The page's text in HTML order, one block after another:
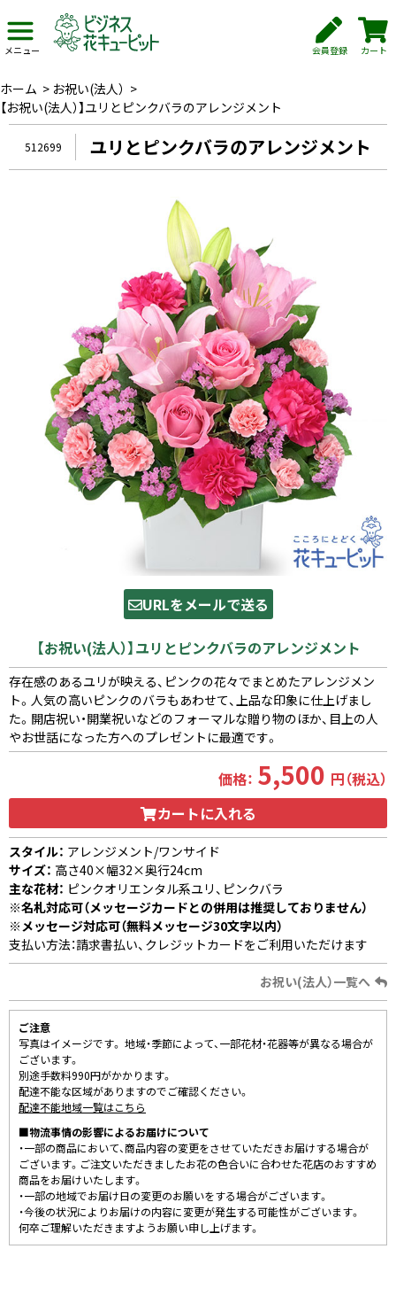
メニュー 会員登録 カート
ホーム > お祝い(法人） >
【お祝い(法人）】ユリとピンクバラのアレンジメント
512699 ユリとピンクバラのアレンジメント
URLをメールで送る
【お祝い(法人）】ユリとピンクバラのアレンジメント
存在感のあるユリが映える、ピンクの花々でまとめたアレンジメン
ト。人気の高いピンクのバラもあわせて、上品な印象に仕上げまし
た。開店祝い・開業祝いなどのフォーマルな贈り物のほか、目上の人
やお世話になった方へのプレゼントに最適です。
価格： 5,500 円（税込）
カートに入れる
スタイル： アレンジメント/ワンサイド
サイズ： 高さ40×幅32×奥行24cm
主な花材： ピンクオリエンタル系ユリ、ピンクバラ
※名札対応可（メッセージカードとの併用は推奨しておりません）
※メッセージ対応可（無料メッセージ30文字以内）
支払い方法：請求書払い、クレジットカードをご利用いただけます
お祝い(法人）一覧へ
ご注意
写真はイメージです。 地域・季節によって、一部花材・花器等が異なる場合が
ございます。
別途手数料990円がかかります。
配達不能な区域がありますのでご確認ください。
配達不能地域一覧はこちら
■物流事情の影響によるお届けについて
・一部の商品において、商品内容の変更をさせていただきお届けする場合が
ございます。ご注文いただきましたお花の色合いに合わせた花店のおすすめ
商品をお届けいたします。
・一部の地域でお届け日の変更のお願いをする場合がございます。
・今後の状況によりお届けの内容に変更が発生する可能性がございます。
何卒ご理解いただきますようお願い申し上げます。